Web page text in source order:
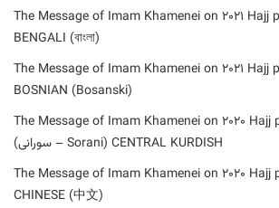
– The Message of Imam Khamenei on 2021 Hajj
BENGALI (বাংলা)
– The Message of Imam Khamenei on 2021 Hajj
BOSNIAN (Bosanski)
– The Message of Imam Khamenei on 2020 Hajj
CENTRAL KURDISH (Sorani – سورانی)
– The Message of Imam Khamenei on 2020 Hajj
CHINESE (中文)